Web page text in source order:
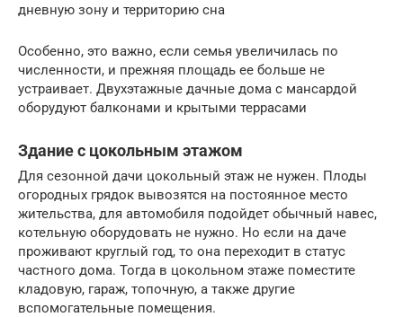
дневную зону и территорию сна
Особенно, это важно, если семья увеличилась по
численности, и прежняя площадь ее больше не
устраивает. Двухэтажные дачные дома с мансардой
оборудуют балконами и крытыми террасами
Здание с цокольным этажом
Для сезонной дачи цокольный этаж не нужен. Плоды
огородных грядок вывозятся на постоянное место
жительства, для автомобиля подойдет обычный навес,
котельную оборудовать не нужно. Но если на даче
проживают круглый год, то она переходит в статус
частного дома. Тогда в цокольном этаже поместите
кладовую, гараж, топочную, а также другие
вспомогательные помещения.